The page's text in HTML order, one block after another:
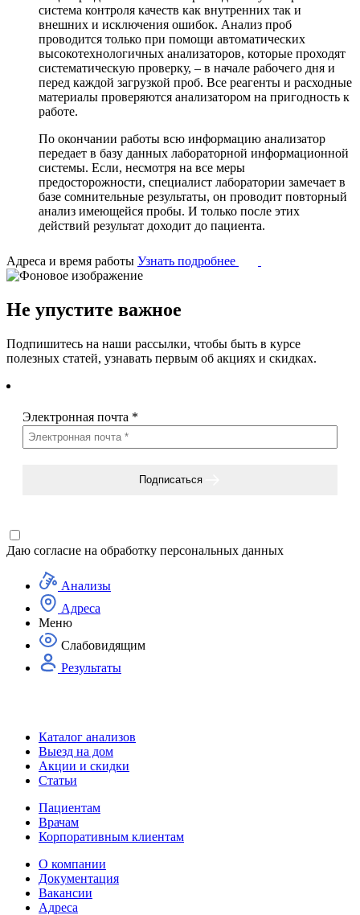
система контроля качеств как внутренних так и
внешних и исключения ошибок. Анализ проб
проводится только при помощи автоматических
высокотехнологичных анализаторов, которые проходят
систематическую проверку, – в начале рабочего дня и
перед каждой загрузкой проб. Все реагенты и расходные
материалы проверяются анализатором на пригодность к
работе.
По окончании работы всю информацию анализатор
передает в базу данных лабораторной информационной
системы. Если, несмотря на все меры
предосторожности, специалист лаборатории замечает в
базе сомнительные результаты, он проводит повторный
анализ имеющейся пробы. И только после этих
действий результат доходит до пациента.
Адреса и время работы Узнать подробнее
Не упустите важное
Подпишитесь на наши рассылки, чтобы быть в курсе
полезных статей, узнавать первым об акциях и скидках.
Электронная почта *
Подписаться
Даю согласие на обработку персональных данных
Анализы
Адреса
Меню
Слабовидящим
Результаты
Каталог анализов
Выезд на дом
Акции и скидки
Статьи
Пациентам
Врачам
Корпоративным клиентам
О компании
Документация
Вакансии
Адреса